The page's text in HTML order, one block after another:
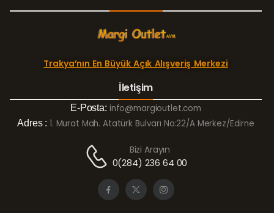
Trakya’nın En Büyük Açık Alışveriş Merkezi
İletişim
E-Posta: info@margioutlet.com
Adres : 1. Murat Mah. Atatürk Bulvarı No:22/A Merkez/Edirne
Bizi Arayın
0(284) 236 64 00